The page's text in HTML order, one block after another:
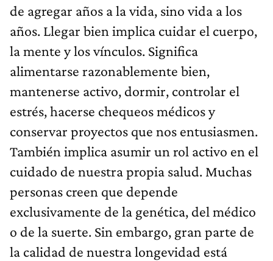
de agregar años a la vida, sino vida a los
años. Llegar bien implica cuidar el cuerpo,
la mente y los vínculos. Significa
alimentarse razonablemente bien,
mantenerse activo, dormir, controlar el
estrés, hacerse chequeos médicos y
conservar proyectos que nos entusiasmen.
También implica asumir un rol activo en el
cuidado de nuestra propia salud. Muchas
personas creen que depende
exclusivamente de la genética, del médico
o de la suerte. Sin embargo, gran parte de
la calidad de nuestra longevidad está